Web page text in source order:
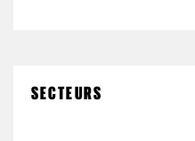
SECTEURS